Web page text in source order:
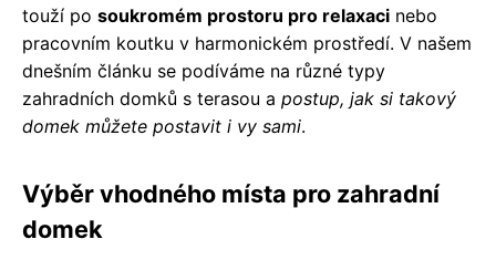
touží po soukromém prostoru pro relaxaci nebo
pracovním koutku v harmonickém prostředí. V našem
dnešním článku se podíváme na různé typy
zahradních domků s terasou a postup, jak si takový
domek můžete postavit i vy sami.
Výběr vhodného místa pro zahradní
domek